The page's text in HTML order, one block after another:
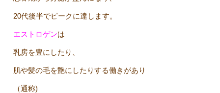
20代後半でピークに達します。
エストロゲンは
乳房を豊にしたり、
肌や髪の毛を艶にしたりする働きがあり
（通称)